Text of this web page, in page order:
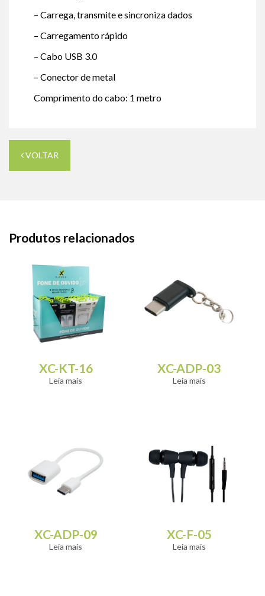
– Carrega, transmite e sincroniza dados
– Carregamento rápido
– Cabo USB 3.0
– Conector de metal
Comprimento do cabo: 1 metro
VOLTAR
Produtos relacionados
XC-KT-16
Leia mais
XC-ADP-03
Leia mais
XC-ADP-09
Leia mais
XC-F-05
Leia mais